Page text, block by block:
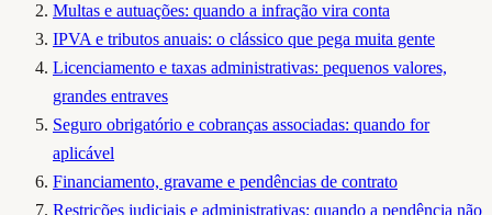
Multas e autuações: quando a infração vira conta
IPVA e tributos anuais: o clássico que pega muita gente
Licenciamento e taxas administrativas: pequenos valores,
grandes entraves
Seguro obrigatório e cobranças associadas: quando for
aplicável
Financiamento, gravame e pendências de contrato
Restrições judiciais e administrativas: quando a pendência não